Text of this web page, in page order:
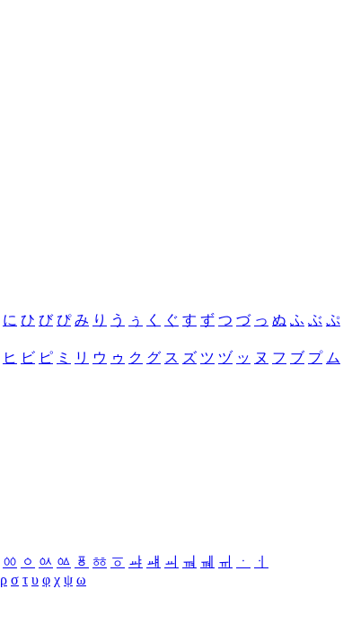
に ひ び ぴ み り う ぅ く ぐ す ず つ づ っ ぬ ふ ぶ ぷ
ヒ ビ ピ ミ リ ウ ゥ ク グ ス ズ ツ ヅ ッ ヌ フ ブ プ ム
ㆀ ㆁ ㆂ ㆃ ㆄ ㆅ ㆆ ㆇ ㆈ ㆉ ㆊ ㆋ ㆌ ㆍ
ㆎ
ρ σ τ υ φ χ ψ ω